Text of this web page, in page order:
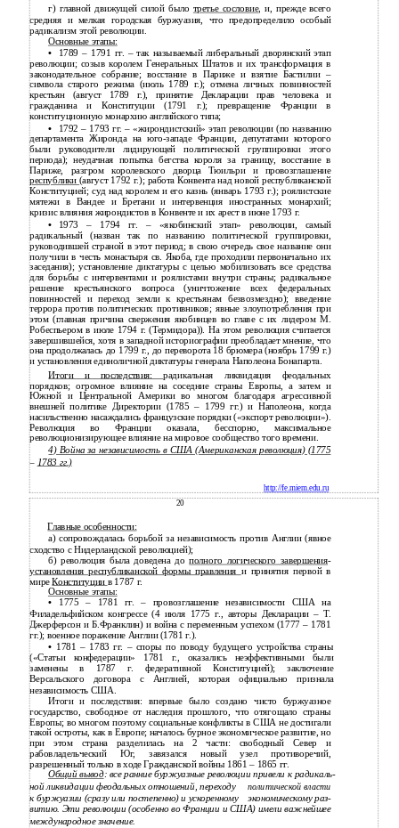
г) главной движущей силой было третье сословие, и, прежде всего
средняя и мелкая городская буржуазия, что предопределило особый
радикализм этой революции.
Основные этапы:
•
1789 – 1791 гг. – так называемый либеральный дворянский этап
революции; созыв королем Генеральных Штатов и их трансформация в
законодательное собрание; восстание в Париже и взятие Бастилии –
символа старого режима (июль 1789 г.); отмена личных повинностей
крестьян (август 1789 г.), принятие Декларации прав человека и
гражданина и Конституции (1791 г.); превращение Франции в
конституционную монархию английского типа;
•
1792 – 1793 гг. – «жирондистский» этап революции (по названию
департамента Жиронда наюго-западе Франции, депутатами которого
были руководители лидирующей политической группировки этого
периода); неудачная попытка бегства короля за границу, восстание в
Париже, разгром королевского дворца Тюильри и провозглашение
республики(август 1792 г.); работа Конвента над новой республиканской
Конституцией; суд над королем и его казнь (январь 1793 г.); роялистские
мятежи в Вандее и Бретани и интервенция иностранных монархий;
кризис влияния жирондистов в Конвенте и их арест в июне 1793 г.
•
1973 – 1794 гг. – «якобинский этап» революции, самый
радикальный (назван так по названию политической группировки,
руководившей страной в этот период; в свою очередь свое название они
получили в честь монастыря св. Якоба, где проходили первоначально их
заседания); установление диктатуры с целью мобилизовать все средства
для борьбы с интервентами и роялистами внутри страны; радикальное
решение крестьянского вопроса (уничтожение всех федеральных
повинностей и переход земли к крестьянам безвозмездно); введение
террора против политических противников; явные злоупотребления при
этом (главная причина свержения якобинцев во главе с их лидером М.
Робеспьером в июле 1794 г. (Термидора)). На этом революция считается
завершившейся, хотя в западной историографии преобладает мнение, что
она продолжалась до 1799 г., до переворота 18 брюмера (ноябрь 1799 г.)
и установления единоличной диктатуры генерала Наполеона Бонапарта.
Итоги и последствия:радикальная ликвидация феодальных
порядков; огромное влияние на соседние страны Европы, а затем и
Южной и Центральной Америки во многом благодаря агрессивной
внешней политике Директории (1785 – 1799 гг.) и Наполеона, когда
насильственно насаждались французские порядки («экспорт революции»).
Революция во Франции оказала, бесспорно, максимальное
революционизирующее влияние на мировое сообщество того времени.
4) Война за независимость в США (Американская революция) (1775
– 1783 гг.)
http://fe.miem.edu.ru
20
Главные особенности:
а) сопровождалась борьбой за независимость против Англии (явное
сходство с Нидерландской революцией);
б) революция была доведена дополного логического завершения-
установления республиканской формы правления и принятия первой в
миреКонституции в 1787 г.
Основные этапы:
• 1775 – 1781 гг. – провозглашение независимости США на
Филадельфийском конгрессе (4 июля 1775 г., авторы Декларации – Т.
Джерферсон и Б.Франклин) и война с переменным успехом (1777 – 1781
гг.); военное поражение Англии (1781 г.).
• 1781 – 1783 гг. – споры по поводу будущего устройства страны
(«Статьи конфедерации» 1781 г., оказались неэффективными были
заменены в 1787 г. федеративной Конституцией); заключение
Версальского договора с Англией, которая официально признала
независимость США.
Итоги и последствия: впервые было создано чисто буржуазное
государство, свободное от наследия прошлого, что отягощало страны
Европы; во многом поэтому социальные конфликты в США не достигали
такой остроты, как в Европе; началось бурное экономическое развитие, но
при этом страна разделилась на 2 части: свободный Север и
рабовладельческий Юг, завязался новый узел противоречий,
разрешенный только в ходе Гражданской войны 1861 – 1865 гг.
Общий вывод: все ранние буржуазные революции привели к радикаль-
ной ликвидации феодальных отношений, переходу
политической власти
к буржуазии (сразу или постепенно) и ускоренному экономическому раз-
витию. Эти революции (особенно во Франции и США) имели важнейшее
международное значение.